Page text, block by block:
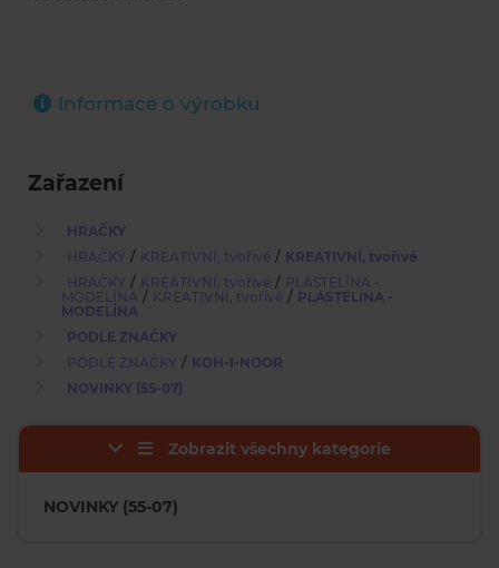
Informace o výrobku
Zařazení
HRAČKY
HRAČKY / KREATIVNÍ, tvořivé / KREATIVNÍ, tvořivé
HRAČKY / KREATIVNÍ, tvořivé / PLASTELÍNA -
MODELÍNA / KREATIVNÍ, tvořivé / PLASTELÍNA -
MODELÍNA
PODLE ZNAČKY
PODLE ZNAČKY / KOH-I-NOOR
NOVINKY (55-07)
Zobrazit všechny kategorie
NOVINKY (55-07)